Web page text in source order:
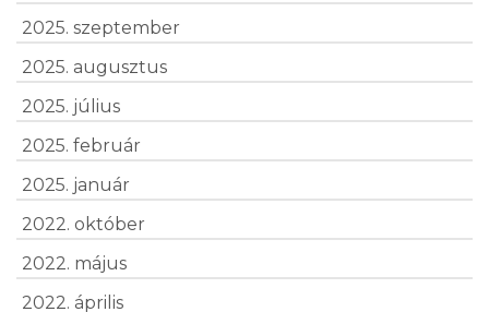
2025. szeptember
2025. augusztus
2025. július
2025. február
2025. január
2022. október
2022. május
2022. április